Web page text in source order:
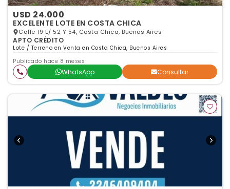
USD 24.000
EXCELENTE LOTE EN COSTA CHICA
Calle 19 E/ 52 Y 54, Costa Chica, Buenos Aires
APTO CRÉDITO
Lote / Terreno en Venta en Costa Chica, Buenos Aires
Publicado hace 8 meses
WhatsApp Consultar